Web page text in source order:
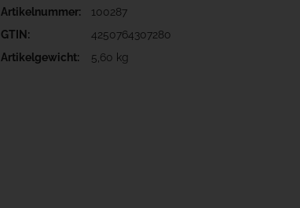
Artikelnummer:
100287
GTIN:
4250764307280
Artikelgewicht:
5,60 kg